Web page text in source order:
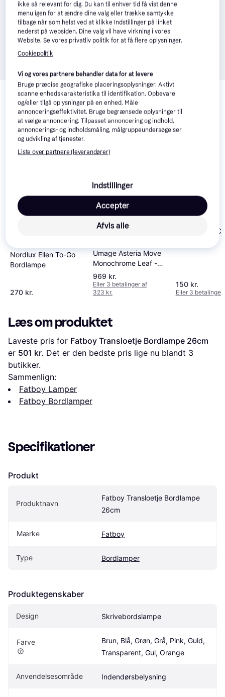
Relaterede produkter
Se vores forslag til andre produkter, der matcher dine
interesser. Vis alle
Trender
Nordlux Ellen To-Go
Bordlampe
270 kr.
Umage Asteria Move
Monochrome Leaf -
Bordlampe 30.6cm
969 kr.
Eller 3 betalinger af
323 kr.
Newgarden
150 kr.
Eller 3 betalinger
Læs om produktet
Laveste pris for Fatboy Transloetje Bordlampe 26cm
er 501 kr. Det er den bedste pris lige nu blandt 3
butikker.
Sammenlign:
Fatboy Lamper
Fatboy Bordlamper
Specifikationer
Produkt
Produktnavn
Fatboy Transloetje Bordlampe
26cm
Mærke Fatboy
Type Bordlamper
Produktegenskaber
Design Skrivebordslampe
Farve
Brun, Blå, Grøn, Grå, Pink, Guld,
Transparent, Gul, Orange
Anvendelsesområde Indendørsbelysning
ikke så relevant for dig. Du kan til enhver tid få vist denne
menu igen for at ændre dine valg eller trække samtykke
tilbage når som helst ved at klikke Indstillinger på linket
nederst på websiden. Dine valg vil have virkning i vores
Website. Se vores privatliv politik for at få flere oplysninger.
Cookiepolitik
Vi og vores partnere behandler data for at levere
Bruge præcise geografiske placeringsoplysninger. Aktivt
scanne enhedskarakteristika til identifikation. Opbevare
og/eller tilgå oplysninger på en enhed. Måle
annonceringseffektivitet. Bruge begrænsede oplysninger til
at vælge annoncering. Tilpasset annoncering og indhold,
annoncerings- og indholdsmåling, målgruppeundersøgelser
og udvikling af tjenester.
Liste over partnere (leverandører)
Indstillinger
Afvis alle
Accepter